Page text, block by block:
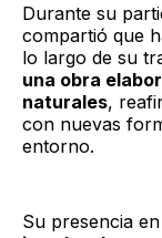
Durante su
compartió que
lo largo de su
una obra
naturales,
con nuevas
entorno.
Su presencia